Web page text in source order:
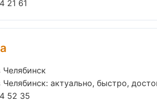
21 61
Челябинск
Челябинск: актуально, быстро,
52 35